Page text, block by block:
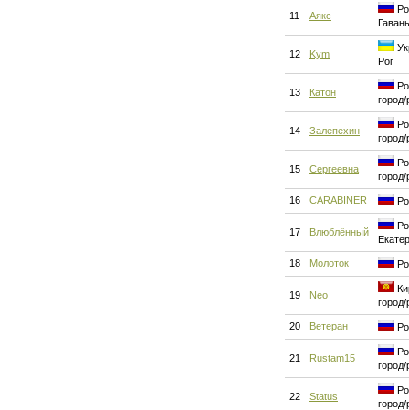
11 Аякс
Гавань
12 Kym
Рог
13 Катон
город/
14 Залепехин
город/
15 Сергеевна
город/
16 CARABINER
17 Влюблённый
18 Молоток
19 Neo
город/
20 Ветеран
21 Rustam15
город/
22 Status
город/